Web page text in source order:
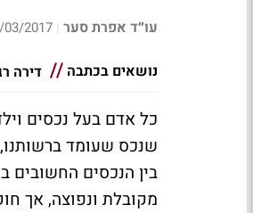
עו״ד אפרת סער |
2017 11:58
נושאים בכתבה
דירה
כל אדם בעל נכסים
שנכס שעומד ברשותנו,
בין הנכסים החשובים
מקובלת ונפוצה, אך